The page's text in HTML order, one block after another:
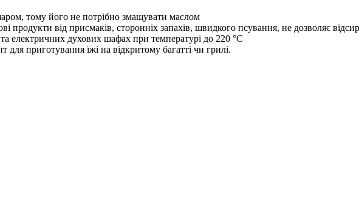
тому його не потрібно змащувати маслом
продукти від присмаків, сторонніх запахів, швидкого псування, не дозволяє
електричних духових шафах при температурі до 220 °С
приготування їжі на відкритому багатті чи грилі.